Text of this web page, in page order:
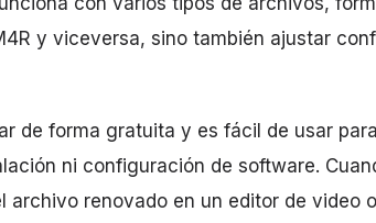
y viceversa, sino también ajustar
de forma gratuita y es fácil de usar
ni configuración de software.
archivo renovado en un editor de video